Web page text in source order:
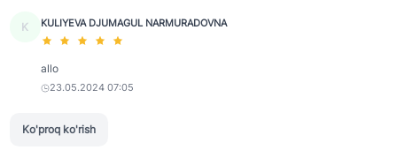
K KULIYEVA DJUMAGUL NARMURADOVNA
allo
23.05.2024 07:05
Ko'proq ko'rish